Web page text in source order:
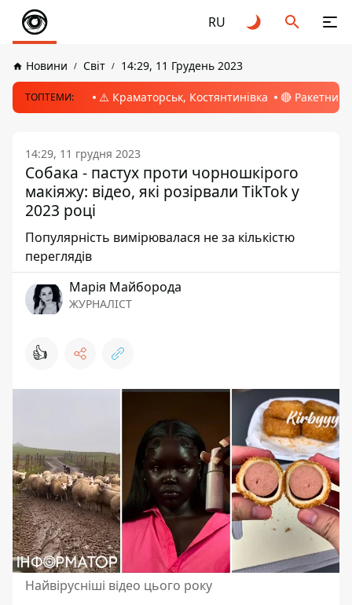
RU
Новини Світ 14:29, 11 Грудень 2023
ТОПТЕМИ: ⚠️ Краматорськ, Костянтинівка 🔴 Ракетний
14:29, 11 грудня 2023
Собака - пастух проти чорношкірого
макіяжу: відео, які розірвали TikTok у
2023 році
Популярність вимірювалася не за кількістю
переглядів
Марія Майборода
ЖУРНАЛІСТ
👍
Найвірусніші відео цього року